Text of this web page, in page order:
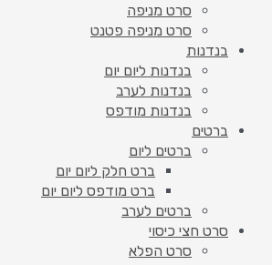
סרט מניפה
סרט מניפה פטנט
בנדנות
בנדנות ליום יום
בנדנות לערב
בנדנות מודפס
ברטים
ברטים ליום
ברט חלק ליום יום
ברט מודפס ליום יום
ברטים לערב
סרט חצי כיסוי
סרט הפלא